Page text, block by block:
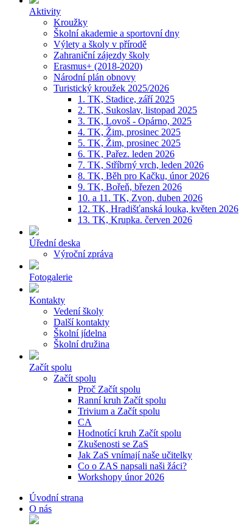
Aktivity
Kroužky
Školní akademie a sportovní dny
Výlety a školy v přírodě
Zahraniční zájezdy školy
Erasmus+ (2018-2020)
Národní plán obnovy
Turistický kroužek 2025/2026
1. TK, Stadice, září 2025
2. TK, Sukoslav, listopad 2025
3. TK, Lovoš - Opárno, 2025
4. TK, Žim, prosinec 2025
5. TK, Žim, prosinec 2025
6. TK, Pařez. leden 2026
7. TK, Stříbrný vrch, leden 2026
8. TK, Běh pro Kačku, únor 2026
9. TK, Bořeň, březen 2026
10. a 11. TK, Zvon, duben 2026
12. TK, Hradišťanská louka, květen 2026
13. TK, Krupka. červen 2026
Úřední deska
Výroční zpráva
Fotogalerie
Kontakty
Vedení školy
Další kontakty
Školní jídelna
Školní družina
Začít spolu
Začít spolu
Proč Začít spolu
Ranní kruh Začít spolu
Trivium a Začít spolu
CA
Hodnotící kruh Začít spolu
Zkušenosti se ZaS
Jak ZaS vnímají naše učitelky
Co o ZAS napsali naši žáci?
Workshopy únor 2026
Úvodní strana
O nás